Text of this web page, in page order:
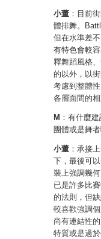
小董 ：目前
體排舞。
但在水準差
有特色會較
釋舞蹈風格
的以外，以
考慮到整體
各層面間的相
M ：有什麼
團體或是舞者
小董 ：承接
下，最後可
裝上強調幾
已是許多比
的法則，但
較喜歡強調
尚有連結性
特質或是過